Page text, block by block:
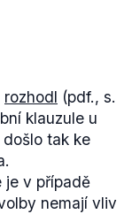
rozhodl (pdf., s.
klauzule u
tak ke
je v případě
nemají vliv